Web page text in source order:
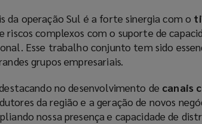
da operação Sul é a forte sinergia com o
riscos complexos com o suporte de
Esse trabalho conjunto tem sido
grupos empresariais.
no desenvolvimento de canais
da região e a geração de novos
nossa presença e capacidade de